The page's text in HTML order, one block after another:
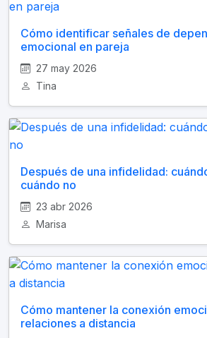
Cómo identificar señales de
emocional en pareja
27 may 2026
Tina
Después de una infidelidad:
cuándo no
23 abr 2026
Marisa
Cómo mantener la conexión
relaciones a distancia